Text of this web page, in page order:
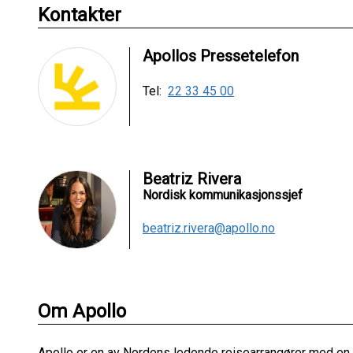
Kontakter
Apollos Pressetelefon
Tel: 22 33 45 00
Beatriz Rivera
Nordisk kommunikasjonssjef
beatriz.rivera@apollo.no
Om Apollo